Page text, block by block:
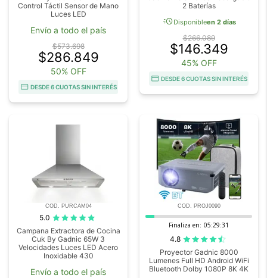
Control Táctil Sensor de Mano
Luces LED
Envío a todo el país
$573.698
$286.849
50% OFF
DESDE 6 CUOTAS SIN INTERÉS
2 Baterías
acuteDisponibleen 2 días
$266.089
$146.349
45% OFF
DESDE 6 CUOTAS SIN INTERÉS
COD. PURCAM04
5.0
Campana Extractora de Cocina
Cuk By Gadnic 65W 3
Velocidades Luces LED Acero
Inoxidable 430
Envío a todo el país
COD. PROJ0090
Finaliza en: 05:29:29
4.8
Proyector Gadnic 8000
Lumenes Full HD Android WiFi
Bluetooth Dolby 1080P 8K 4K